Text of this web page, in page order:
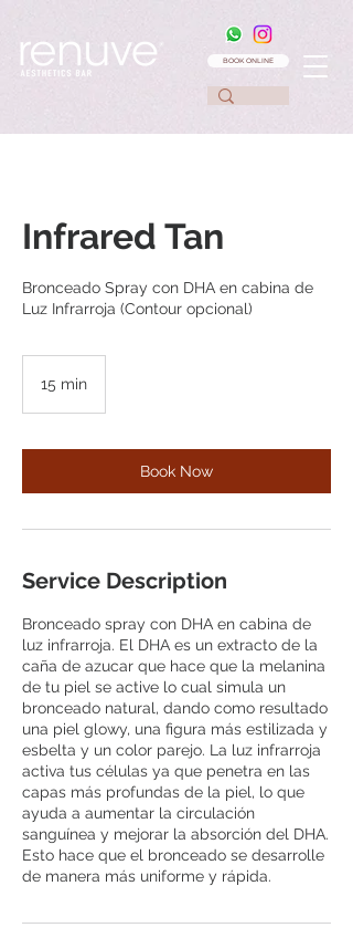
BOOK ONLINE
Infrared Tan
Bronceado Spray con DHA en cabina de
Luz Infrarroja (Contour opcional)
15 min
i
Book Now
Service Description
Bronceado spray con DHA en cabina de
luz infrarroja. El DHA es un extracto de la
caña de azucar que hace que la melanina
de tu piel se active lo cual simula un
bronceado natural, dando como resultado
una piel glowy, una figura más estilizada y
esbelta y un color parejo. La luz infrarroja
activa tus células ya que penetra en las
capas más profundas de la piel, lo que
ayuda a aumentar la circulación
sanguínea y mejorar la absorción del DHA.
Esto hace que el bronceado se desarrolle
de manera más uniforme y rápida.